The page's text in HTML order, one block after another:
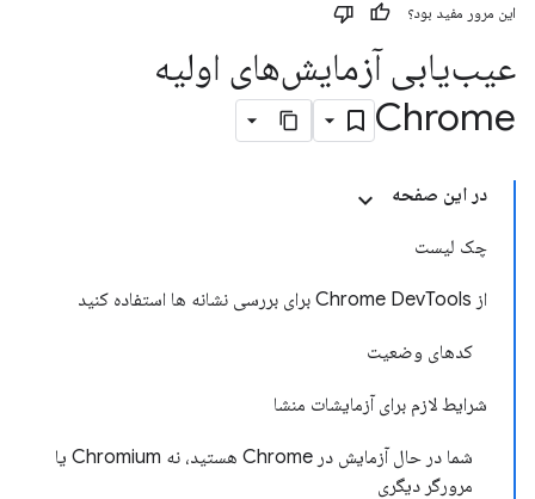
این مرور مفید بود؟
عیب‌یابی آزمایش‌های اولیه
Chrome
در این صفحه
چک لیست
از Chrome DevTools برای بررسی نشانه ها استفاده کنید
کدهای وضعیت
شرایط لازم برای آزمایشات منشا
شما در حال آزمایش در Chrome هستید، نه Chromium یا
مرورگر دیگری